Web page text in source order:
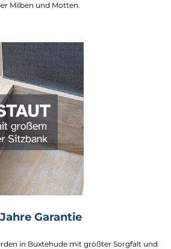
Milben und Motten.
Garantie
in Buxtehude mit größter Sorgfalt und